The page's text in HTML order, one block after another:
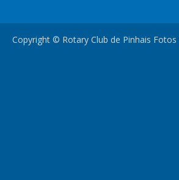
Copyright © Rotary Club de Pinhais